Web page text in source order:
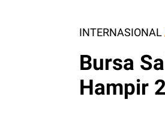
INTERNASIONAL
Bursa
Hampir